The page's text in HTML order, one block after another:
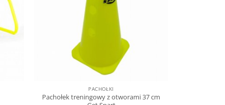
PACHOŁKI
Pachołek treningowy z otworami 37 cm